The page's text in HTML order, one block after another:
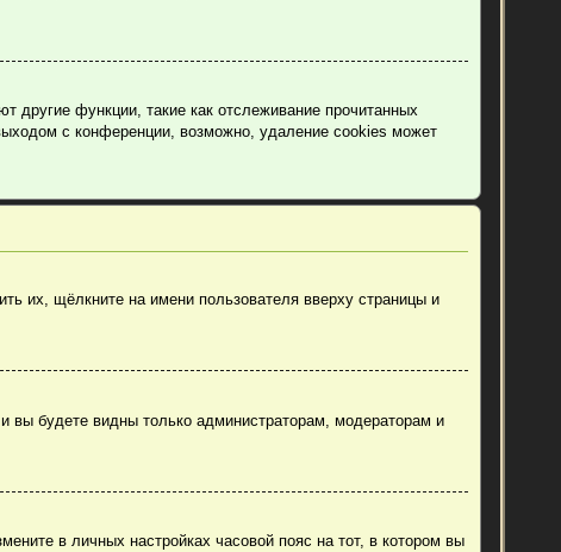
другие функции, такие как отслеживание прочитанных
с конференции, возможно, удаление cookies может
их, щёлкните на имени пользователя вверху страницы и
, и вы будете видны только администраторам, модераторам и
в личных настройках часовой пояс на тот, в котором вы